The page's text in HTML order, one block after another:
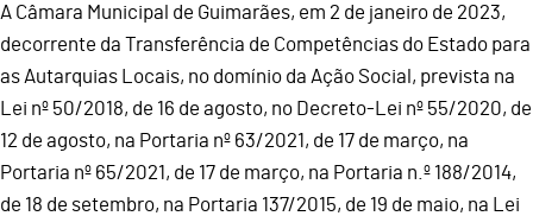
A Câmara Municipal de Guimarães, em 2 de janeiro de 2023,
decorrente da Transferência de Competências do Estado para
as Autarquias Locais, no domínio da Ação Social, prevista na
Lei nº 50/2018, de 16 de agosto, no Decreto-Lei nº 55/2020, de
12 de agosto, na Portaria nº 63/2021, de 17 de março, na
Portaria nº 65/2021, de 17 de março, na Portaria n.º 188/2014,
de 18 de setembro, na Portaria 137/2015, de 19 de maio, na Lei